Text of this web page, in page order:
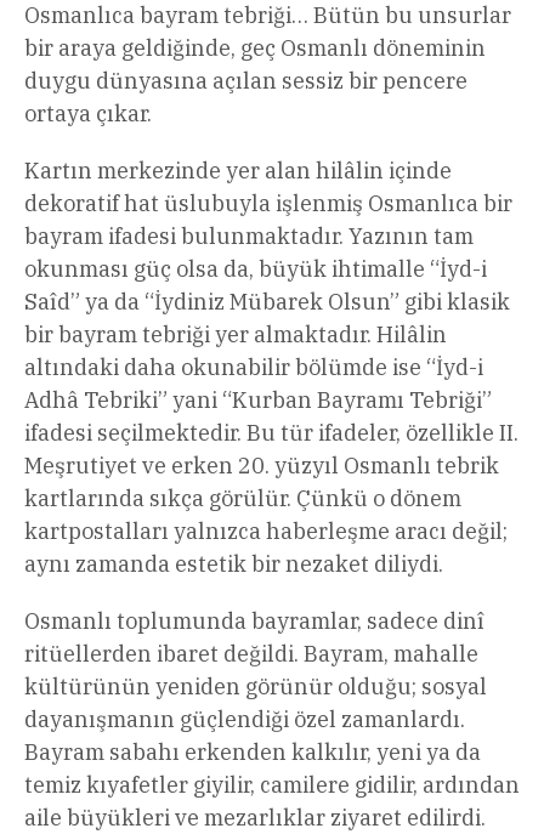
Osmanlıca bayram tebriği… Bütün bu unsurlar
bir araya geldiğinde, geç Osmanlı döneminin
duygu dünyasına açılan sessiz bir pencere
ortaya çıkar.
Kartın merkezinde yer alan hilâlin içinde
dekoratif hat üslubuyla işlenmiş Osmanlıca bir
bayram ifadesi bulunmaktadır. Yazının tam
okunması güç olsa da, büyük ihtimalle “İyd-i
Saîd” ya da “İydiniz Mübarek Olsun” gibi klasik
bir bayram tebriği yer almaktadır. Hilâlin
altındaki daha okunabilir bölümde ise “İyd-i
Adhâ Tebriki” yani “Kurban Bayramı Tebriği”
ifadesi seçilmektedir. Bu tür ifadeler, özellikle II.
Meşrutiyet ve erken 20. yüzyıl Osmanlı tebrik
kartlarında sıkça görülür. Çünkü o dönem
kartpostalları yalnızca haberleşme aracı değil;
aynı zamanda estetik bir nezaket diliydi.
Osmanlı toplumunda bayramlar, sadece dinî
ritüellerden ibaret değildi. Bayram, mahalle
kültürünün yeniden görünür olduğu; sosyal
dayanışmanın güçlendiği özel zamanlardı.
Bayram sabahı erkenden kalkılır, yeni ya da
temiz kıyafetler giyilir, camilere gidilir, ardından
aile büyükleri ve mezarlıklar ziyaret edilirdi.